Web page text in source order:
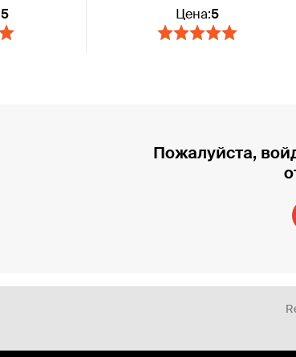
5 Цена:5
Пожалуйста,